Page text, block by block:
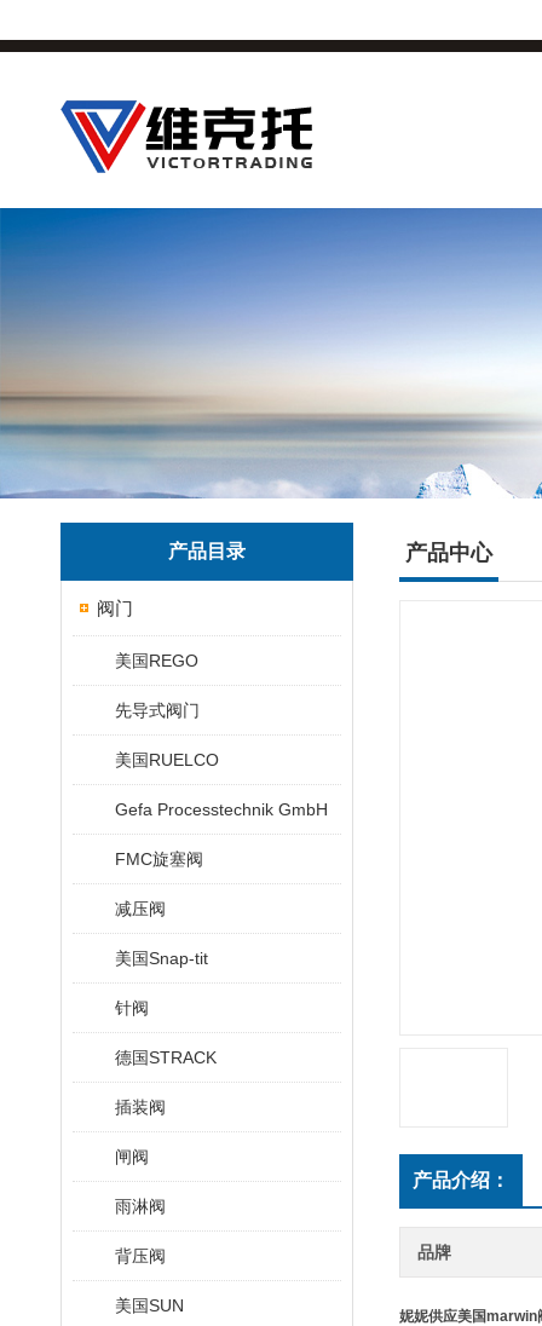
产品目录
阀门
美国REGO
先导式阀门
美国RUELCO
Gefa Processtechnik GmbH
FMC旋塞阀
减压阀
美国Snap-tit
针阀
德国STRACK
插装阀
闸阀
雨淋阀
背压阀
美国SUN
产品中心
产品介绍：
品牌
妮妮供应美国marwin